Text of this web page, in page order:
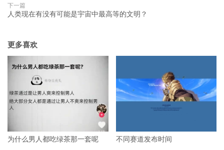
下一篇
人类现在有没有可能是宇宙中最高等的文明？
更多喜欢
为什么男人都吃绿茶那一套呢 不同赛道发布时间